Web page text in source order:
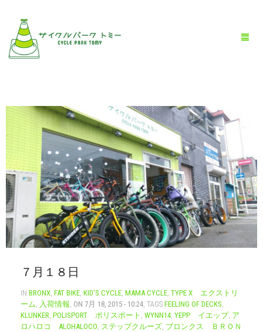
全商品一覧
BLOG
店舗情報
お問い合わせ
お買い物ガイド
マイアカウント（初回登録はこちら）
ウィッシュリスト
カートを見る
送料・お支払い・返品について
７月１８日
IN BRONX FAT BIKE KID'S CYCLE MAMA CYCLE TYPE X エクストリ
ーム
入荷情報 ON 7月 18, 2015 - 10:24 , TAGS FEELING OF DECKS
KLUNKER POLISPORT ポリスポート WYNN14 YEPP イエップ, ア
ロハロコ ALOHALOCO ステップクルーズ ブロンクス ＢＲＯＮ